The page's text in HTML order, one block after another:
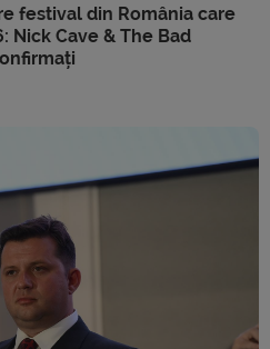
festival din România care
Nick Cave & The Bad